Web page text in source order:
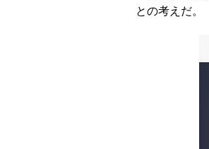
との考えだ。